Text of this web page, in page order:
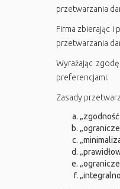
przetwarzania
Firma zbierając
przetwarzania
Wyrażając
preferencjami.
Zasady